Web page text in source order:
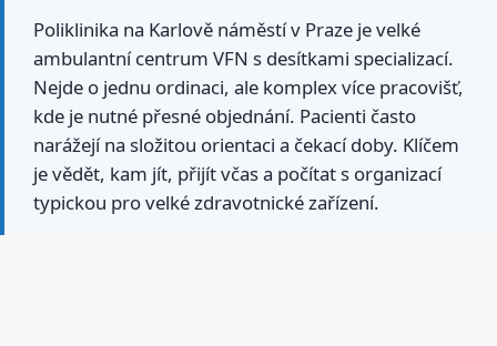
Poliklinika na Karlově náměstí v Praze je velké
ambulantní centrum VFN s desítkami specializací.
Nejde o jednu ordinaci, ale komplex více pracovišť,
kde je nutné přesné objednání. Pacienti často
narážejí na složitou orientaci a čekací doby. Klíčem
je vědět, kam jít, přijít včas a počítat s organizací
typickou pro velké zdravotnické zařízení.